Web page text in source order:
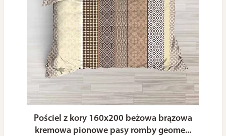
Pościel z kory 160x200 beżowa brązowa
kremowa pionowe pasy romby geome...